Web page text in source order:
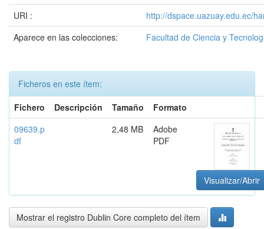
URI :
http://dspace.uazuay.edu.ec/
Aparece en las colecciones:
Facultad de Ciencia y
Ficheros en este ítem:
Fichero
Descripción Tamaño
Formato
09639.p
df
2,48 MB
Adobe
PDF
Visualizar/Abrir
Mostrar el registro Dublin Core completo del ítem